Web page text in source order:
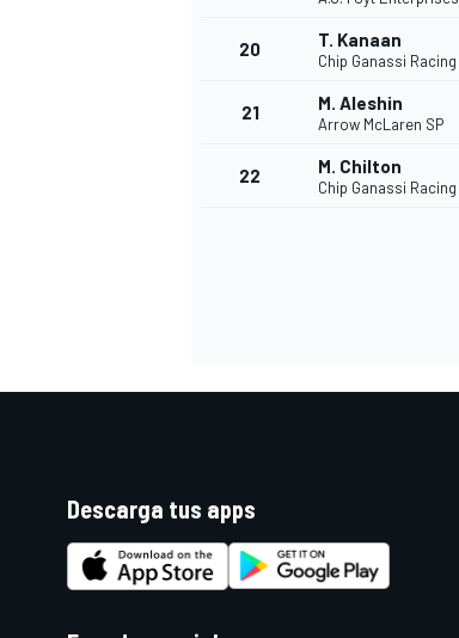
20 T. Kanaan
Chip Ganassi Racing
21 M. Aleshin
Arrow McLaren SP
22 M. Chilton
Chip Ganassi Racing
Descarga tus apps